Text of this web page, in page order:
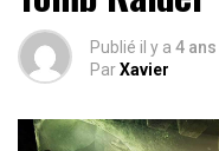
Publié il y a 4 ans
ParXavier